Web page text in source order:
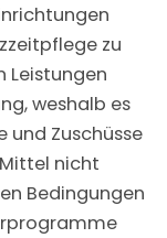
zu
Leistungen
weshalb es
und Zuschüsse
nicht
Bedingungen